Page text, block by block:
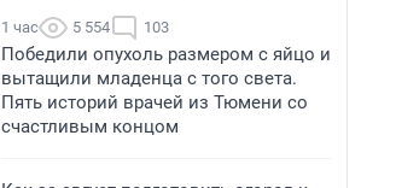
1 час 5 554 103
Победили опухоль размером с яйцо и
вытащили младенца с того света.
Пять историй врачей из Тюмени со
счастливым концом